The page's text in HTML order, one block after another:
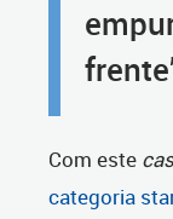
Com este
categoria